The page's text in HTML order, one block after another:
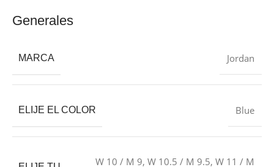
Generales
MARCA Jordan
ELIJE EL COLOR Blue
W 10 / M 9, W 10.5 / M 9.5, W 11 / M